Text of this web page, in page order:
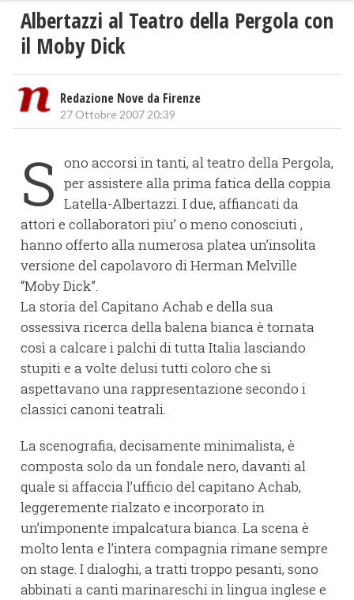
Albertazzi al Teatro della Pergola con
il Moby Dick
Redazione Nove da Firenze
27 Ottobre 2007 20:39
S ono accorsi in tanti, al teatro della Pergola,
per assistere alla prima fatica della coppia
Latella-Albertazzi. I due, affiancati da
attori e collaboratori piu’ o meno conosciuti ,
hanno offerto alla numerosa platea un’insolita
versione del capolavoro di Herman Melville
“Moby Dick”.
La storia del Capitano Achab e della sua
ossessiva ricerca della balena bianca è tornata
così a calcare i palchi di tutta Italia lasciando
stupiti e a volte delusi tutti coloro che si
aspettavano una rappresentazione secondo i
classici canoni teatrali.
La scenografia, decisamente minimalista, è
composta solo da un fondale nero, davanti al
quale si affaccia l’ufficio del capitano Achab,
leggeremente rialzato e incorporato in
un’imponente impalcatura bianca. La scena è
molto lenta e l’intera compagnia rimane sempre
on stage. I dialoghi, a tratti troppo pesanti, sono
abbinati a canti marinareschi in lingua inglese e